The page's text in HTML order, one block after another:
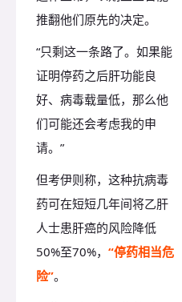
推翻他们原先的决定。
“只剩这一条路了。如果能
证明停药之后肝功能良
好、病毒载量低，那么他
们可能还会考虑我的申
请。”
但考伊则称，这种抗病毒
药可在短短几年间将乙肝
人士患肝癌的风险降低
50%至70%， “停药相当危
险”。